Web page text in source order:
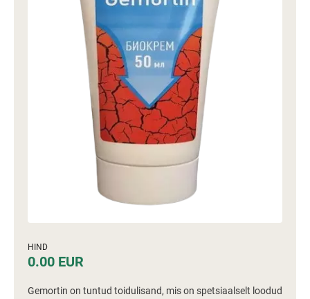
HIND
0.00 EUR
Gemortin on tuntud toidulisand, mis on spetsiaalselt loodud